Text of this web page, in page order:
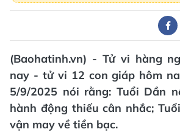
(Baohatinh.vn) - Tử vi hàng
nay - tử vi 12 con giáp hôm
5/9/2025 nói rằng: Tuổi Dần
hành động thiếu cân nhắc;
vận may về tiền bạc.